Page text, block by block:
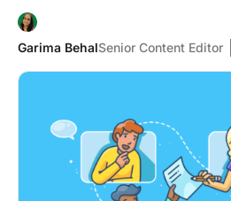
Garima BehalSenior Content Editor